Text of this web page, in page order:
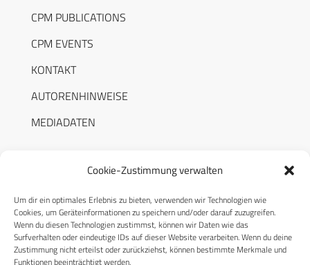
Cookie-Zustimmung verwalten
Um dir ein optimales Erlebnis zu bieten, verwenden wir Technologien wie
Cookies, um Geräteinformationen zu speichern und/oder darauf zuzugreifen.
Wenn du diesen Technologien zustimmst, können wir Daten wie das
Surfverhalten oder eindeutige IDs auf dieser Website verarbeiten. Wenn du deine
Zustimmung nicht erteilst oder zurückziehst, können bestimmte Merkmale und
Funktionen beeinträchtigt werden.
CPM PUBLICATIONS
CPM EVENTS
KONTAKT
AUTORENHINWEISE
MEDIADATEN
RECHTLICHES
Datenschutzerklärung